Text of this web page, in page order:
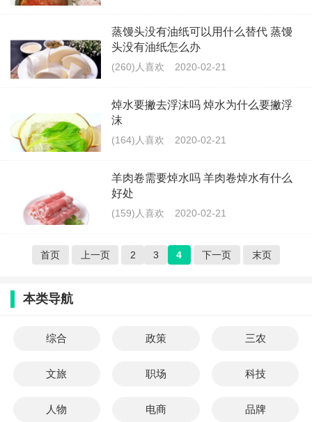
蒸馒头没有油纸可以用什么替代 蒸馒
头没有油纸怎么办
(260)人喜欢 2020-02-21
焯水要撇去浮沫吗 焯水为什么要撇浮
沫
(164)人喜欢 2020-02-21
羊肉卷需要焯水吗 羊肉卷焯水有什么
好处
(159)人喜欢 2020-02-21
首页 上一页 2 3 4 下一页 末页
本类导航
综合 政策 三农
文旅 职场 科技
人物 电商 品牌